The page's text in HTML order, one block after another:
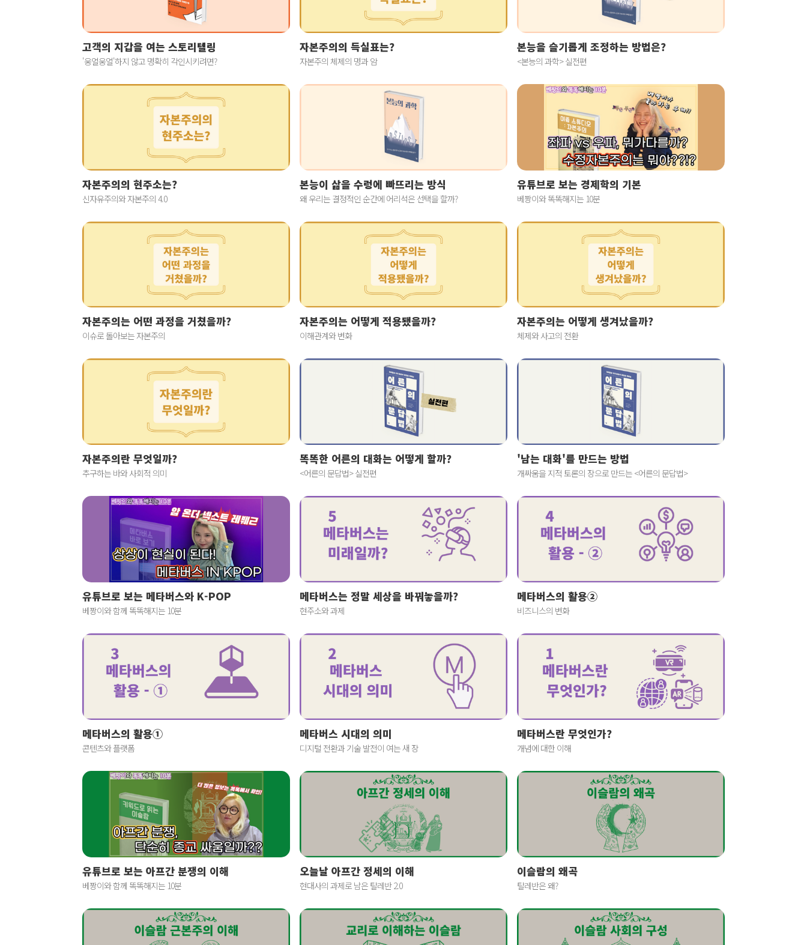
고객의 지갑을 여는 스토리텔링
'웅얼웅얼'하지 않고 명확히 각인시키려면?
자본주의의 득실표는?
자본주의 체제의 명과 암
본능을 슬기롭게 조정하는 방법은?
<본능의 과학> 실전편
자본주의의 현주소는?
신자유주의와 자본주의 4.0
본능이 삶을 수렁에 빠뜨리는 방식
왜 우리는 결정적인 순간에 어리석은 선택을 할까?
유튜브로 보는 경제학의 기본
베짱이와 똑똑해지는 10분
자본주의는 어떤 과정을 거쳤을까?
이슈로 돌아보는 자본주의
자본주의는 어떻게 적용됐을까?
이해관계와 변화
자본주의는 어떻게 생겨났을까?
체제와 사고의 전환
자본주의란 무엇일까?
추구하는 바와 사회적 의미
똑똑한 어른의 대화는 어떻게 할까?
<어른의 문답법> 실전편
'남는 대화'를 만드는 방법
개싸움을 지적 토론의 장으로 만드는 <어른의 문답법>
유튜브로 보는 메타버스와 K-POP
베짱이와 함께 똑똑해지는 10분
메타버스는 정말 세상을 바꿔놓을까?
현주소와 과제
메타버스의 활용②
비즈니스의 변화
메타버스의 활용①
콘텐츠와 플랫폼
메타버스 시대의 의미
디지털 전환과 기술 발전이 여는 새 장
메타버스란 무엇인가?
개념에 대한 이해
유튜브로 보는 아프간 분쟁의 이해
베짱이와 함께 똑똑해지는 10분
오늘날 아프간 정세의 이해
현대사의 과제로 남은 탈레반 2.0
이슬람의 왜곡
탈레반은 왜?